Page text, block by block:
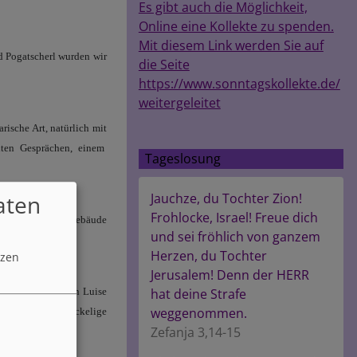
Pogatscherl wurden wir
Art, natürlich mit
Gesprächen, einem
imposanten Gebäude
Dank auch an Luise
für die oft wackelige
Es gibt auch die Möglichkeit,
Online eine Kollekte zu spenden.
Mit diesem Link werden Sie auf
die Seite
https://www.sonntagskollekte.de/
weitergeleitet
Tageslosung
Jauchze, du Tochter Zion!
Frohlocke, Israel! Freue dich
und sei fröhlich von ganzem
Herzen, du Tochter
Jerusalem! Denn der HERR
hat deine Strafe
weggenommen.
Zefanja 3,14-15